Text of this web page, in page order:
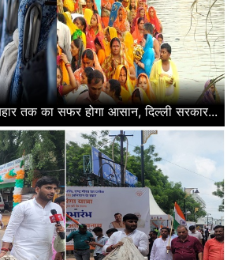
तक का सफर होगा आसान, दिल्ली सरकार...